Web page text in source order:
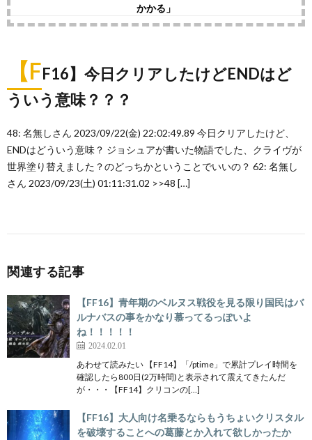
かかる」
【FF16】今日クリアしたけどENDはど
ういう意味？？？
48: 名無しさん 2023/09/22(金) 22:02:49.89 今日クリアしたけど、
ENDはどういう意味？ ジョシュアが書いた物語でした、クライヴが
世界塗り替えました？のどっちかということでいいの？ 62: 名無し
さん 2023/09/23(土) 01:11:31.02 >>48 […]
関連する記事
【FF16】青年期のベルヌス戦役を見る限り国民はバ
ルナバスの事をかなり慕ってるっぽいよ
ね！！！！！
2024.02.01
あわせて読みたい 【FF14】「/ptime」で累計プレイ時間を
確認したら800日(2万時間)と表示されて震えてきたんだ
が・・・【FF14】クリコンの[…]
【FF16】大人向け名乗るならもうちょいクリスタル
を破壊することへの葛藤とか入れて欲しかったか